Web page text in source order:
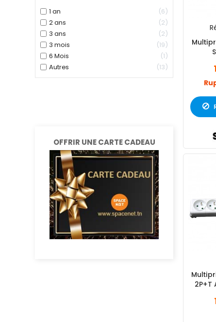
1 an
6
2 ans
2
3 ans
2
3 mois
19
6 Mois
1
Autres
13
OFFRIR UNE CARTE CADEAU
2P+T